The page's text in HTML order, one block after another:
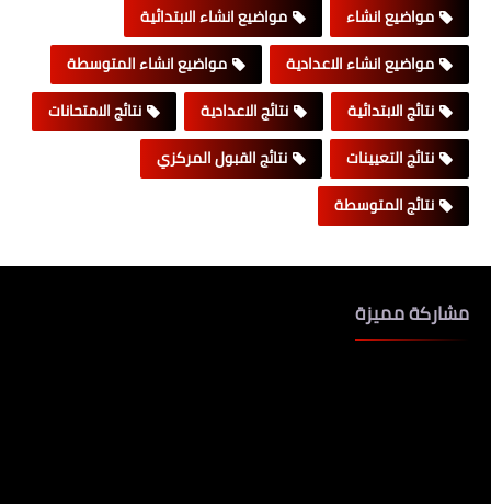
مواضيع انشاء
مواضيع انشاء الابتدائية
مواضيع انشاء الاعدادية
مواضيع انشاء المتوسطة
نتائج الابتدائية
نتائج الاعدادية
نتائج الامتحانات
نتائج التعيينات
نتائج القبول المركزي
نتائج المتوسطة
مشاركة مميزة